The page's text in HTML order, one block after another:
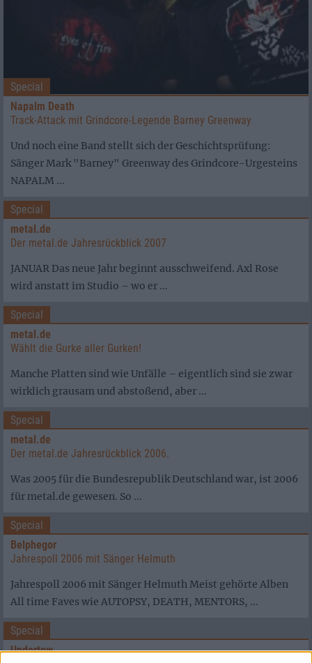
Special
Napalm Death
Track-Attack mit Grindcore-Legende Barney Greenway
Und noch eine Band stellt sich der Geschichtsprüfung:
Sänger Mark "Barney" Greenway des Grindcore-Urgesteins
NAPALM ...
Special
metal.de
Der metal.de Jahresrückblick 2007
JANUAR Das neue Jahr beginnt ausschweifend. Axl Rose
wird anstatt im Studio – wo er ...
Special
metal.de
Wählt die Gurke aller Gurken!
Manche Platten sind wie Unfälle – eigentlich sind sie zwar
wirklich grausam und abstoßend, aber ...
Special
metal.de
Der metal.de Jahresrückblick 2006.
Was 2005 für die Bundesrepublik Deutschland war, ist 2006
für metal.de gewesen. So ...
Special
Belphegor
Jahrespoll 2006 mit Sänger Helmuth
Jahrespoll 2006 mit Sänger Helmuth Meist gehörte Alben
All time Faves wie AUTOPSY, DEATH, MENTORS, ...
Special
Undertow